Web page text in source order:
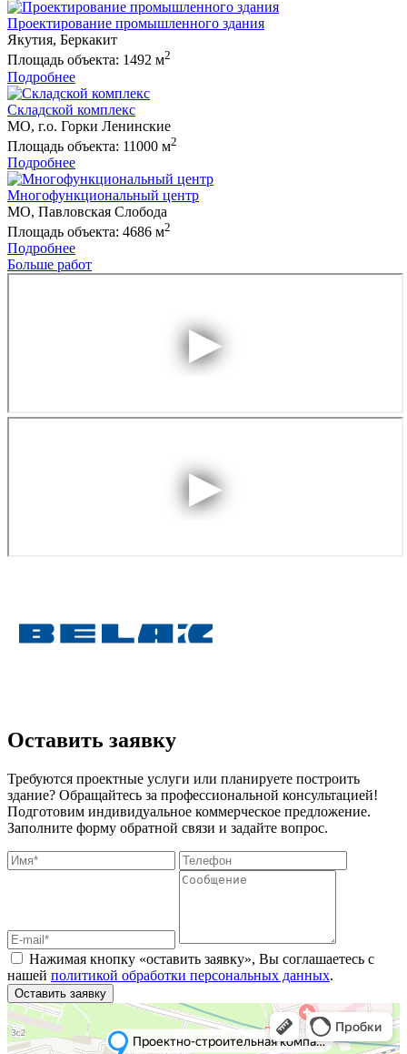
Проектирование промышленного здания
Якутия, Беркакит
Площадь объекта: 1492 м2
Подробнее
Складской комплекс
МО, г.о. Горки Ленинские
Площадь объекта: 11000 м2
Подробнее
Многофункциональный центр
МО, Павловская Слобода
Площадь объекта: 4686 м2
Подробнее
Больше работ
Оставить заявку
Требуются проектные услуги или планируете построить
здание? Обращайтесь за профессиональной консультацией!
Подготовим индивидуальное коммерческое предложение.
Заполните форму обратной связи и задайте вопрос.
Нажимая кнопку «оставить заявку», Вы соглашаетесь с
нашей политикой обработки персональных данных.
Оставить заявку